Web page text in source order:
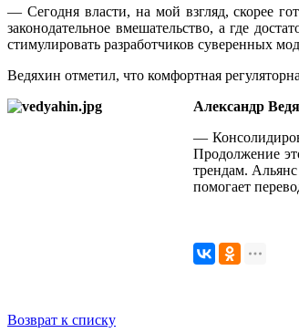
— Сегодня власти, на мой взгляд, скорее
законодательное вмешательство, а где
стимулировать разработчиков суверенных
Ведяхин отметил, что комфортная
Александр
—
Продолжение
трендам.
помогает
Возврат к списку